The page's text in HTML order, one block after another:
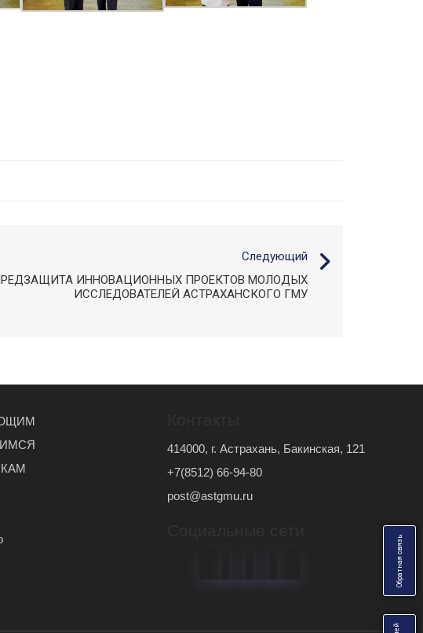
О
б
р
а
т
н
а
я
с
в
я
з
ь
Следующий
ИННОВАЦИОННЫХ ПРОЕКТОВ МОЛОДЫХ
ИССЛЕДОВАТЕЛЕЙ АСТРАХАНСКОГО ГМУ
414000, г. Астрахань, Бакинская, 121
+7(8512) 66-94-80
post@astgmu.ru